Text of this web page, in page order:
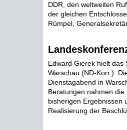
DDR, den weltweiten
der gleichen
Rümpel,
Edward Gierek hielt das
Warschau (ND-Korr.).
Dienstagabend in
Beratungen nahmen
bisherigen Ergebnissen
Realisierung der